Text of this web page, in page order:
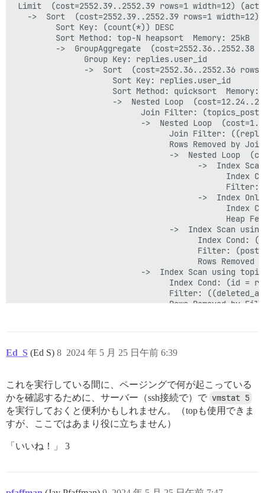
Limit  (cost=2552.39..2552.39 rows=1 width=12)
->  Sort  (cost=2552.39..2552.39 rows=1
         Sort Key: (count(*)) DESC
         Sort Method: top-N heapsort  Memory: 25kB
->  GroupAggregate  (cost=2552.36..2552.38
               Group Key: replies.user_id
->  Sort  (cost=2552.36..2552.36
                     Sort Key: replies.user_id
Sort Method: quicksort  Memory:
->  Nested Loop
Join Filter:
->  Nested Loop
Join Filter:
Rows Removed by
->  Nested Loop
->  Index
Index
->  Index
Index
Heap
->  Index Scan
Index Cond:
Filter:
Rows Removed
->  Index Scan using
Index Cond: (id =
Filter:
Rows Removed by
Planning Time: 3.895 ms
Execution Time: 94416.415 ms
Ed_S (Ed S) 2024 年 5 月 25 日午前 6:39
8
これを実行している間に、ページングで何が起こっている
かを確認するために、サーバー（ssh接続で）で vmstat 5
を実行しておくと便利かもしれません。（topも使用できま
すが、ここではあまり役に立ちません）
「いいね！」 3